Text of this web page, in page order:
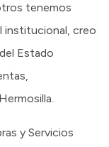
tenemos
institucional, creo
Estado
y Servicios